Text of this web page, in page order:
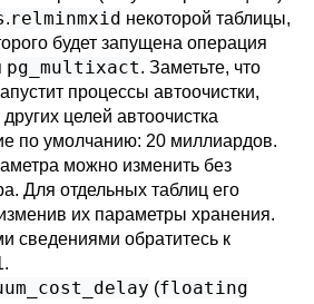
.relminmxid некоторой таблицы,
будет запущена операция
pg_multixact. Заметьте, что
процессы автоочистки,
целей автоочистка
по умолчанию: 20 миллиардов.
можно изменить без
Для отдельных таблиц его
их параметры хранения.
сведениями обратитесь к
.
(floating